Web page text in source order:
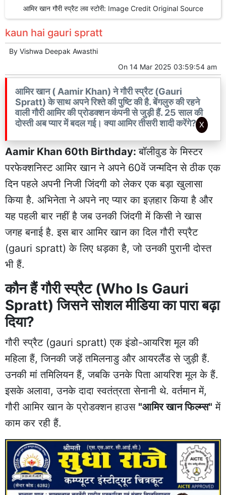
आमिर खान गौरी स्प्रैट लव स्टोरी: Image Credit Original Source
kaun hai gauri spratt
By Vishwa Deepak Awasthi
On 14 Mar 2025 03:59:54 am
आमिर खान ( Aamir Khan) ने गौरी स्प्रैट (Gauri
Spratt) के साथ अपने रिश्ते की पुष्टि की है. बेंगलुरु की रहने
वाली गौरी आमिर की प्रोडक्शन कंपनी से जुड़ी हैं. 25 साल की
दोस्ती अब प्यार में बदल गई। क्या आमिर तीसरी शादी करेंगे?
Aamir Khan 60th Birthday:बॉलीवुड के मिस्टर
परफेक्शनिस्ट आमिर खान ने अपने 60वें जन्मदिन से ठीक एक
दिन पहले अपनी निजी जिंदगी को लेकर एक बड़ा खुलासा
किया है. अभिनेता ने अपने नए प्यार का इज़हार किया है और
यह पहली बार नहीं है जब उनकी जिंदगी में किसी ने खास
जगह बनाई है. इस बार आमिर खान का दिल गौरी स्प्रैट
(gauri spratt) के लिए धड़का है, जो उनकी पुरानी दोस्त
भी हैं.
कौन हैं गौरी स्प्रैट (Who Is Gauri
Spratt) जिसने सोशल मीडिया का पारा बढ़ा
दिया?
गौरी स्प्रैट (gauri spratt) एक इंडो-आयरिश मूल की
महिला हैं, जिनकी जड़ें तमिलनाडु और आयरलैंड से जुड़ी हैं.
उनकी मां तमिलियन हैं, जबकि उनके पिता आयरिश मूल के हैं.
इसके अलावा, उनके दादा स्वतंत्रता सेनानी थे. वर्तमान में,
गौरी आमिर खान के प्रोडक्शन हाउस "आमिर खान फिल्म्स" में
काम कर रही हैं.
X